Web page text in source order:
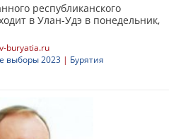
республиканского
в Улан-Удэ в понедельник,
buryatia.ru
выборы 2023 | Бурятия